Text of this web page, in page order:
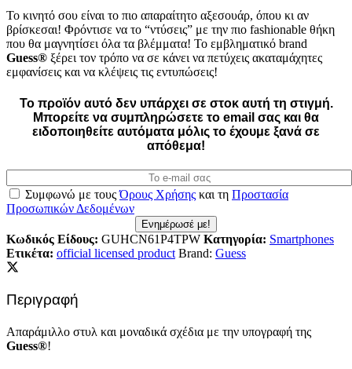
Το κινητό σου είναι το πιο απαραίτητο αξεσουάρ, όπου κι αν
βρίσκεσαι! Φρόντισε να το “ντύσεις” με την πιο fashionable θήκη
που θα μαγνητίσει όλα τα βλέμματα! Το εμβληματικό brand
Guess® ξέρει τον τρόπο να σε κάνει να πετύχεις ακαταμάχητες
εμφανίσεις και να κλέψεις τις εντυπώσεις!
Το προϊόν αυτό δεν υπάρχει σε στοκ αυτή τη στιγμή.
Mπορείτε να συμπληρώσετε το email σας και θα
ειδοποιηθείτε αυτόματα μόλις το έχουμε ξανά σε
απόθεμα!
Συμφωνώ με τουςΌρους Χρήσης και τη Προστασία
Προσωπικών Δεδομένων
Ενημέρωσέ με!
Κωδικός Είδους: GUHCN61P4TPW Κατηγορία: Smartphones
Ετικέτα: official licensed product Brand: Guess
Περιγραφή
Απαράμιλλο στυλ και μοναδικά σχέδια με την υπογραφή της
Guess®!